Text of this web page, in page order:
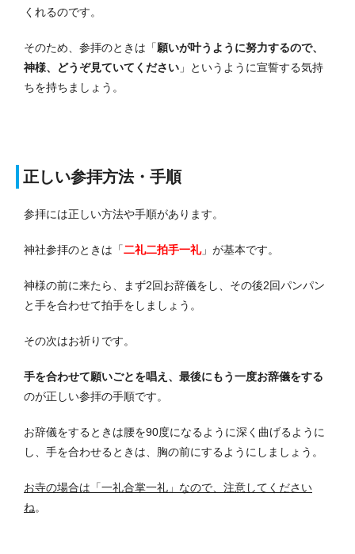
くれるのです。
そのため、参拝のときは「願いが叶うように努力するので、
神様、どうぞ見ていてください 」というように宣誓する気持
ちを持ちましょう。
正しい参拝方法・手順
参拝には正しい方法や手順があります。
神社参拝のときは「二礼二拍手一礼」が基本です。
神様の前に来たら、まず2回お辞儀をし、その後2回パンパン
と手を合わせて拍手をしましょう。
その次はお祈りです。
手を合わせて願いごとを唱え、最後にもう一度お辞儀をする
のが正しい参拝の手順です。
お辞儀をするときは腰を90度になるように深く曲げるように
し、手を合わせるときは、胸の前にするようにしましょう。
お寺の場合は「一礼合掌一礼」なので、注意してください
ね。